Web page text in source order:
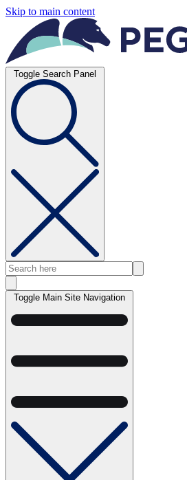
Skip to main content
Toggle Search Panel
Toggle Main Site Navigation